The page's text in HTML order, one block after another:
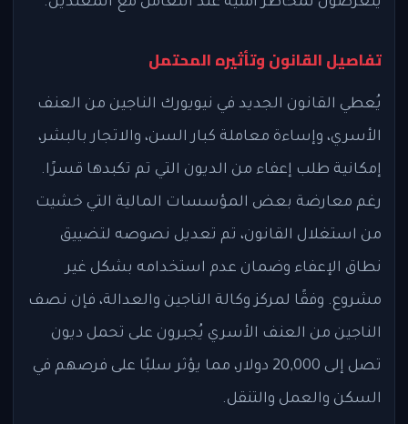
تفاصيل القانون وتأثيره المحتمل
يُعطي القانون الجديد في نيويورك الناجين من العنف
الأسري، وإساءة معاملة كبار السن، والاتجار بالبشر،
إمكانية طلب إعفاء من الديون التي تم تكبدها قسرًا.
رغم معارضة بعض المؤسسات المالية التي خشيت
من استغلال القانون، تم تعديل نصوصه لتضييق
نطاق الإعفاء وضمان عدم استخدامه بشكل غير
مشروع. وفقًا لمركز وكالة الناجين والعدالة، فإن نصف
الناجين من العنف الأسري يُجبرون على تحمل ديون
تصل إلى 20,000 دولار، مما يؤثر سلبًا على فرصهم في
السكن والعمل والتنقل.